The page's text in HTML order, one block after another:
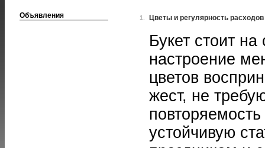
Объявления 1. Цветы и регулярность расходов
Букет стоит
настроение
цветов
жест, не
устойчивую